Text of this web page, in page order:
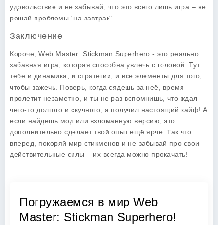
удовольствие и не забывай, что это всего лишь игра – не
решай проблемы "на завтрак".
Заключение
Короче, Web Master: Stickman Superhero - это реально
забавная игра, которая способна увлечь с головой. Тут
тебе и динамика, и стратегии, и все элементы для того,
чтобы зажечь. Поверь, когда сядешь за неё, время
пролетит незаметно, и ты не раз вспомнишь, что ждал
чего-то долгого и скучного, а получил настоящий кайф! А
если найдешь мод или взломанную версию, это
дополнительно сделает твой опыт ещё ярче. Так что
вперед, покоряй мир стикменов и не забывай про свои
действительные силы – их всегда можно прокачать!
Погружаемся в мир Web
Master: Stickman Superhero!